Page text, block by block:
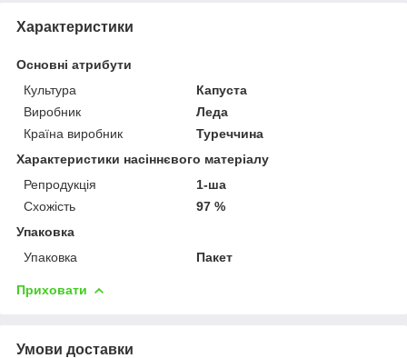
Характеристики
Основні атрибути
Культура
Капуста
Виробник
Леда
Країна виробник
Туреччина
Характеристики насіннєвого матеріалу
Репродукція
1-ша
Схожість
97 %
Упаковка
Упаковка
Пакет
Приховати
Умови доставки